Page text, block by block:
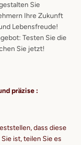
Sie
Ihre Zukunft
Lebensfreude!
Testen Sie die
Sie jetzt!
präzise :
dass diese
ist, teilen Sie es